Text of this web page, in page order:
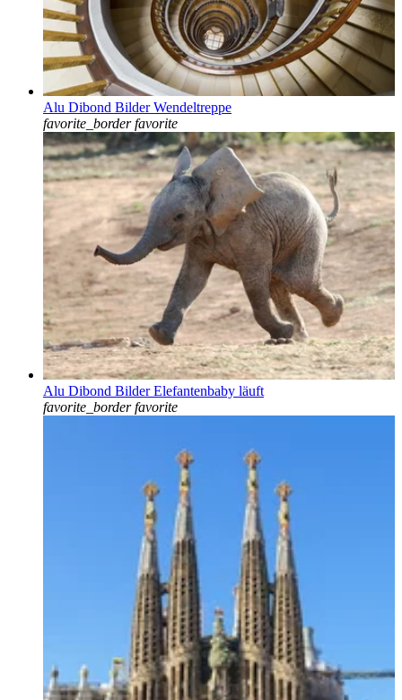
Alu Dibond Bilder Wendeltreppe
favorite_border favorite
Alu Dibond Bilder Elefantenbaby läuft
favorite_border favorite